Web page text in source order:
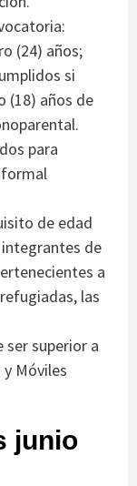
(24) años;
si
(18) años de
para
formal
de edad
integrantes de
a
las
ser superior a
Móviles
junio